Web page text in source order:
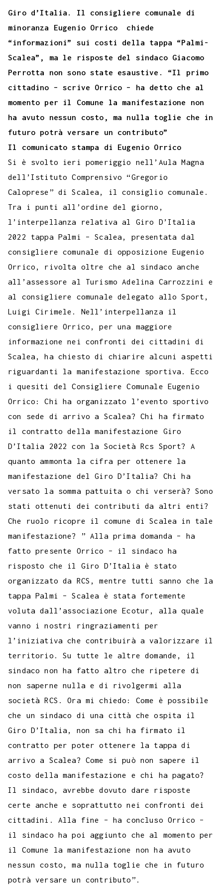
e
b
o
o
k
t
t
e
r
t
s
A
p
p
e
g
r
a
m
s
a
g
e
t
e
r
e
s
k
e
d
I
n
k
t
b
r
p
y
L
i
n
k
Giro d’Italia. Il consigliere comunale di
minoranza Eugenio Orrico chiede
“informazioni” sui costi della tappa “Palmi-
Scalea”, ma le risposte del sindaco Giacomo
Perrotta non sono state esaustive. “Il primo
cittadino – scrive Orrico – ha detto che al
momento per il Comune la manifestazione non
ha avuto nessun costo, ma nulla toglie che in
futuro potrà versare un contributo”
Il comunicato stampa di Eugenio Orrico
Si è svolto ieri pomeriggio nell’Aula Magna
dell’Istituto Comprensivo “Gregorio
Caloprese” di Scalea, il consiglio comunale.
Tra i punti all’ordine del giorno,
l’interpellanza relativa al Giro D’Italia
2022 tappa Palmi – Scalea, presentata dal
consigliere comunale di opposizione Eugenio
Orrico, rivolta oltre che al sindaco anche
all’assessore al Turismo Adelina Carrozzini e
al consigliere comunale delegato allo Sport,
Luigi Cirimele. Nell’interpellanza il
consigliere Orrico, per una maggiore
informazione nei confronti dei cittadini di
Scalea, ha chiesto di chiarire alcuni aspetti
riguardanti la manifestazione sportiva. Ecco
i quesiti del Consigliere Comunale Eugenio
Orrico: Chi ha organizzato l’evento sportivo
con sede di arrivo a Scalea? Chi ha firmato
il contratto della manifestazione Giro
D’Italia 2022 con la Società Rcs Sport? A
quanto ammonta la cifra per ottenere la
manifestazione del Giro D’Italia? Chi ha
versato la somma pattuita o chi verserà? Sono
stati ottenuti dei contributi da altri enti?
Che ruolo ricopre il comune di Scalea in tale
manifestazione? ” Alla prima domanda – ha
fatto presente Orrico – il sindaco ha
risposto che il Giro D’Italia è stato
organizzato da RCS, mentre tutti sanno che la
tappa Palmi – Scalea è stata fortemente
voluta dall’associazione Ecotur, alla quale
vanno i nostri ringraziamenti per
l’iniziativa che contribuirà a valorizzare il
territorio. Su tutte le altre domande, il
sindaco non ha fatto altro che ripetere di
non saperne nulla e di rivolgermi alla
società RCS. Ora mi chiedo: Come è possibile
che un sindaco di una città che ospita il
Giro D’Italia, non sa chi ha firmato il
contratto per poter ottenere la tappa di
arrivo a Scalea? Come si può non sapere il
costo della manifestazione e chi ha pagato?
Il sindaco, avrebbe dovuto dare risposte
certe anche e soprattutto nei confronti dei
cittadini. Alla fine – ha concluso Orrico –
il sindaco ha poi aggiunto che al momento per
il Comune la manifestazione non ha avuto
nessun costo, ma nulla toglie che in futuro
potrà versare un contributo”.